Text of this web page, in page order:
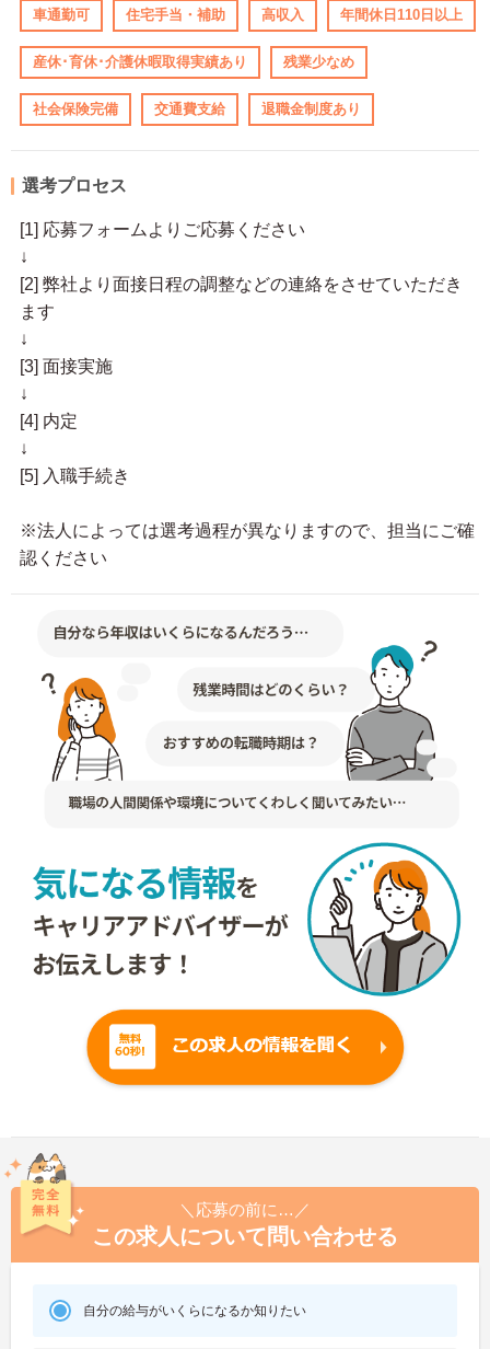
車通勤可 住宅手当・補助 高収入 年間休日110日以上
産休･育休･介護休暇取得実績あり 残業少なめ
社会保険完備 交通費支給 退職金制度あり
選考プロセス
[1] 応募フォームよりご応募ください
↓
[2] 弊社より面接日程の調整などの連絡をさせていただき
ます
↓
[3] 面接実施
↓
[4] 内定
↓
[5] 入職手続き
※法人によっては選考過程が異なりますので、担当にご確
認ください
＼応募の前に…／
この求人について問い合わせる
自分の給与がいくらになるか知りたい